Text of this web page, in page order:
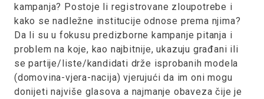
kampanja? Postoje li registrovane zloupotrebe i
kako se nadležne institucije odnose prema njima?
Da li su u fokusu predizborne kampanje pitanja i
problem na koje, kao najbitnije, ukazuju građani ili
se partije/liste/kandidati drže isprobanih modela
(domovina-vjera-nacija) vjerujući da im oni mogu
donijeti najviše glasova a najmanje obaveza čije je